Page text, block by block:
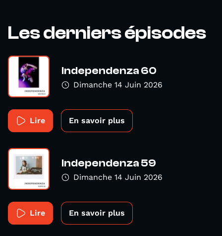
Les derniers épisodes
Independenza 60
Dimanche 14 Juin 2026
Lire En savoir plus
Independenza 59
Dimanche 14 Juin 2026
Lire En savoir plus